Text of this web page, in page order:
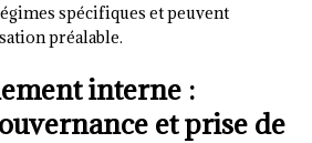
spécifiques et peuvent
préalable.
interne :
et prise de